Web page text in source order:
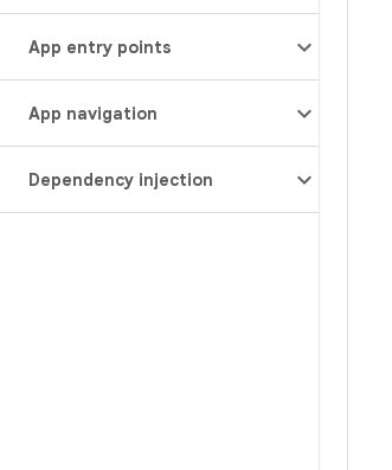
App entry points
App navigation
Dependency injection